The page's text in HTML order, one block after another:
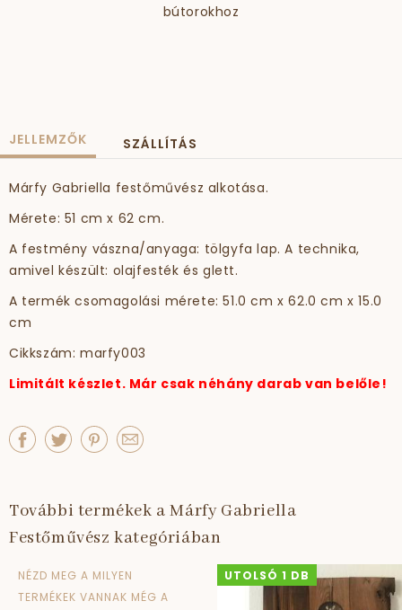
bútorokhoz
JELLEMZŐK SZÁLLÍTÁS
Márfy Gabriella festőművész alkotása.
Mérete: 51 cm x 62 cm.
A festmény vászna/anyaga: tölgyfa lap. A technika,
amivel készült: olajfesték és glett.
A termék csomagolási mérete: 51.0 cm x 62.0 cm x 15.0
cm
Cikkszám: marfy003
Limitált készlet. Már csak néhány darab van belőle!
További termékek a Márfy Gabriella
Festőművész kategóriában
NÉZD MEG A MILYEN
TERMÉKEK VANNAK MÉG A
UTOLSÓ 1 DB